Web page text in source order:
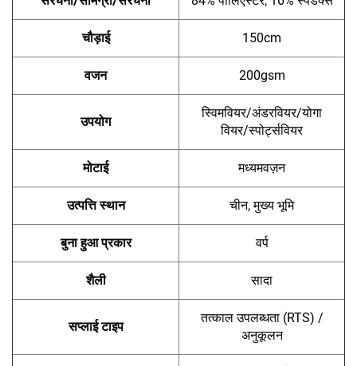
चौड़ाई 150cm
वजन 200gsm
उपयोग
स्विमवियर/अंडरवियर/योगा
वियर/स्पोर्ट्सवियर
मोटाई मध्यमवज़न
उत्पत्ति स्थान चीन, मुख्य भूमि
बुना हुआ प्रकार वर्प
शैली सादा
सप्लाई टाइप
तत्काल उपलब्धता (RTS) /
अनुकूलन